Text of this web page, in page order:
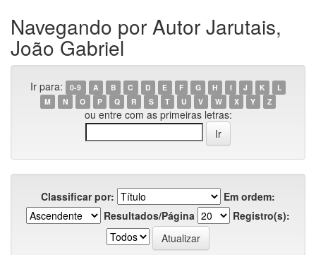
Navegando por Autor Jarutais,
João Gabriel
Ir para: 0-9 A B C D E F G H I J K
L
M
N O P Q R S T U V W X Y Z
ou entre com as primeiras letras:
Classificar por:
Em ordem:
Resultados/Página
Registro(s):